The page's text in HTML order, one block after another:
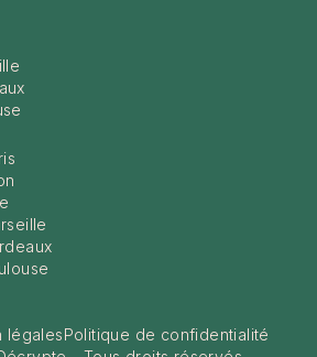
légalesPolitique de confidentialité